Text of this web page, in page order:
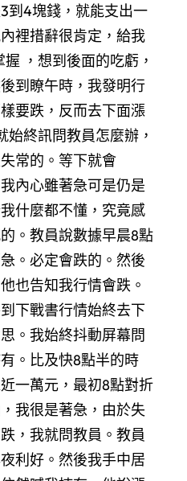
到4塊錢，就能支出一
裡措辭很肯定，給我
，想到後面的吃虧，
到瞭午時，我發明行
要跌，反而去下面漲
終訊問教員怎麼辦，
常的。等下就會
內心雖著急可是仍是
什麼都不懂，究竟感
。教員說數據早晨8點
。必定會跌的。然後
也告知我行情會跌。
下戰書行情始終去下
。我始終抖動屏幕問
。比及快8點半的時
一萬元，最初8點對折
我很是著急，由於失
，我就問教員。教員
利好。然後我手中居